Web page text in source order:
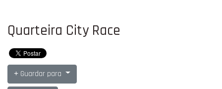
Quarteira City Race
Guardar para